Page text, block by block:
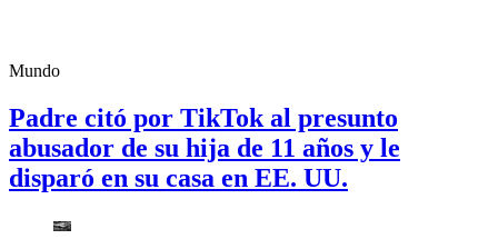
Mundo
Padre citó por TikTok al presunto
abusador de su hija de 11 años y le
disparó en su casa en EE. UU.